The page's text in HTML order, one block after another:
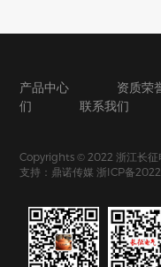
产品中心 资质荣
们
联系我们
Copyrights © 2022 浙江长
支持：鼎诺传媒 浙ICP备